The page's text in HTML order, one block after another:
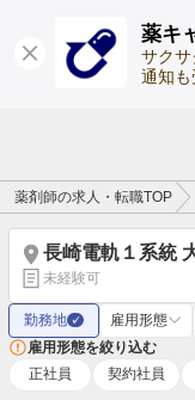
薬キ
サクサ
通知
薬剤師の求人・転職TOP
長崎電軌１系統
未経験可
勤務地 ✓ 雇用形態
雇用形態を絞り込む
正社員
契約社員